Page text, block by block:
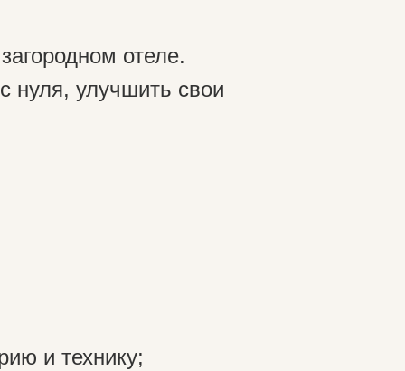
отеле.
нуля, улучшить свои
и технику;